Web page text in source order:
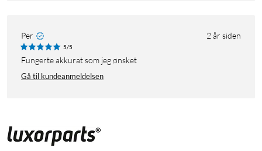
Per 2 år siden
5/5
Fungerte akkurat som jeg ønsket
Gå til kundeanmeldelsen